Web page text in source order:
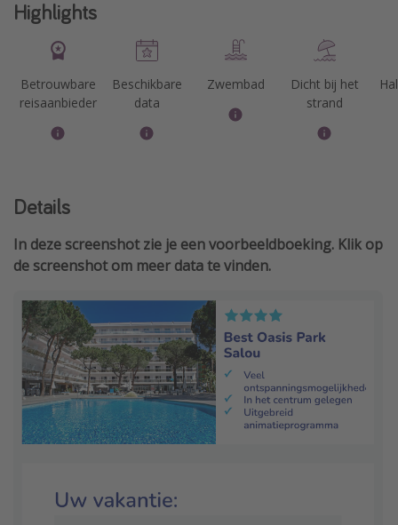
Highlights
Betrouwbare
reisaanbieder
Beschikbare
data
Zwembad
Dicht bij het
strand
Details
In deze screenshot zie je een voorbeeldboeking. Klik op
de screenshot om meer data te vinden.